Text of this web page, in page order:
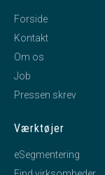
Forside
Kontakt
Om os
Job
Pressen skrev
Værktøjer
eSegmentering